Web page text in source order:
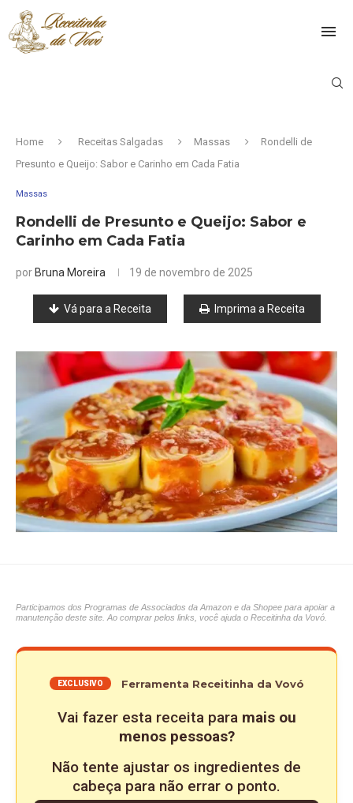
Home Receitas Salgadas Massas
Rondelli de
Presunto e Queijo: Sabor e Carinho em Cada Fatia
Massas
Rondelli de Presunto e Queijo: Sabor e
Carinho em Cada Fatia
por Bruna Moreira 19 de novembro de 2025
Vá para a Receita Imprima a Receita
Participamos dos Programas de Associados da Amazon e da Shopee para apoiar a
manutenção deste site. Ao comprar pelos links, você ajuda o Receitinha da Vovó.
EXCLUSIVO Ferramenta Receitinha da Vovó
Vai fazer esta receita para mais ou
menos pessoas?
Não tente ajustar os ingredientes de
cabeça para não errar o ponto.